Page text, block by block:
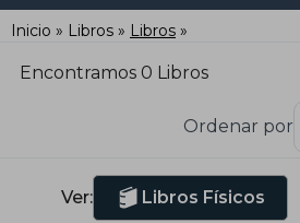
Inicio Libros Libros
Encontramos 0 Libros
Ordenar por
Ver: Libros Físicos